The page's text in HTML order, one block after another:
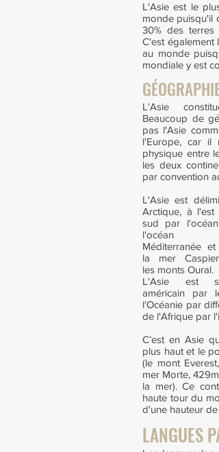
L'Asie est le
monde puisqu'il
30% des terres
C'est également
au monde
mondiale y est
GÉOGRAPHIE
L'Asie
Beaucoup de
pas l'Asie
l'Europe, car il
physique entre
les deux
par convention
L'Asie est
Arctique, à l'est
sud par
l'océan
Méditerranée
la mer
les monts Oural.
L'Asie est
américain par
l'Océanie par
de l'Afrique par
C’est en Asie
plus haut et le
(le mont
mer Morte,
la mer). Ce
haute tour du
d'une hauteur de
LANGUES